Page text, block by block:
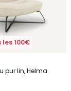
100€
pur lin, Helma